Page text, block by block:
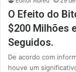
O Efeito do
$200 Milhões
Seguidos.
De acordo com
houve um